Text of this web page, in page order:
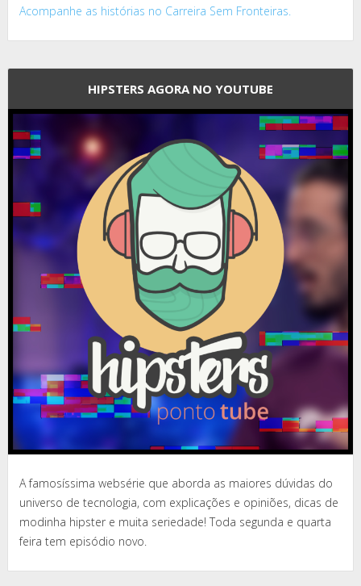
Acompanhe as histórias no Carreira Sem Fronteiras.
HIPSTERS AGORA NO YOUTUBE
A famosíssima websérie que aborda as maiores dúvidas do
universo de tecnologia, com explicações e opiniões, dicas de
modinha hipster e muita seriedade! Toda segunda e quarta
feira tem episódio novo.